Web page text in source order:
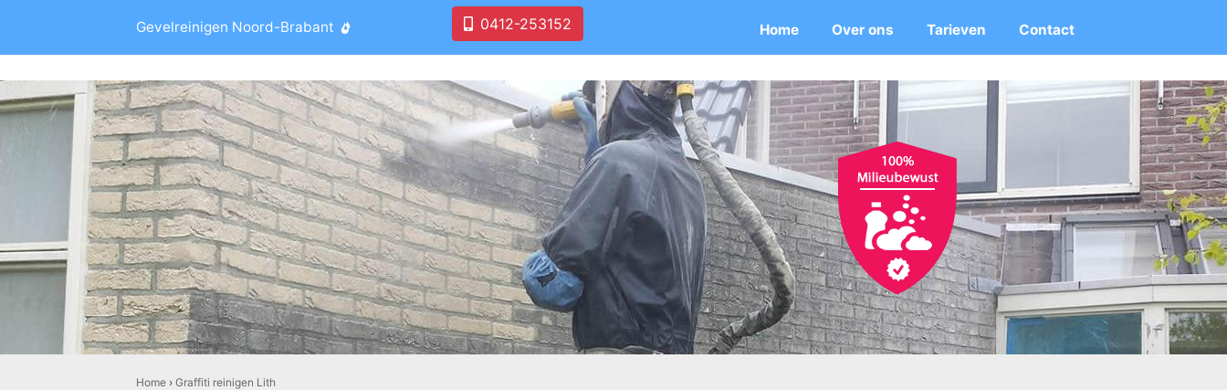
Gevelreinigen Noord-Brabant 0412-253152 Home Over ons Tarieven Contact
Home ›Graffiti reinigen Lith